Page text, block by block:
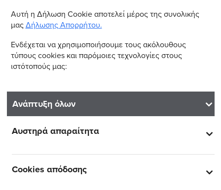
Αυτή η Δήλωση Cookie αποτελεί μέρος της συνολικής
μαςΔήλωσης Απορρήτου.
Ενδέχεται να χρησιμοποιήσουμε τους ακόλουθους
τύπους cookies και παρόμοιες τεχνολογίες στους
ιστότοπούς μας:
Ανάπτυξη όλων
Αυστηρά απαραίτητα
Cookies απόδοσης